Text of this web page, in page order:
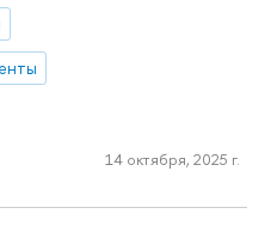
14 октября, 2025 г.